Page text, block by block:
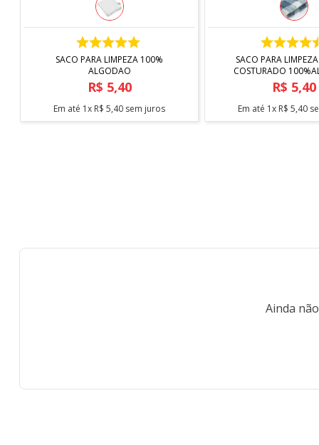
AS CORES E DETALHES PODEM VARIAR ENTRE AS
COMPRAR
SACO PARA LIMPEZA 100%
ALGODAO
R$ 5,40
Em até 1x R$ 5,40 sem juros
COMPRAR
SACO PARA
COSTURADO
R$ 5,40
Em até 1x R$ 5,40
Ainda